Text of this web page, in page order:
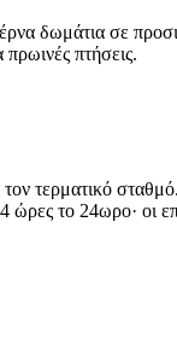
δωμάτια σε
πτήσεις.
το 24ωρο· οι